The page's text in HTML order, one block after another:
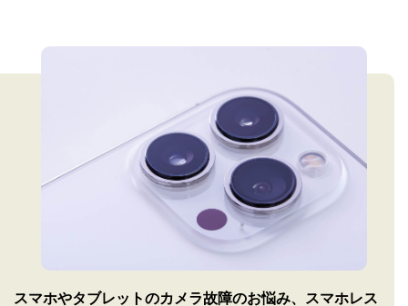
スマホやタブレットのカメラ故障のお悩み、
スマホレス